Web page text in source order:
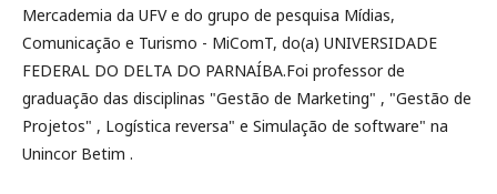
Mercademia da UFV e do grupo de pesquisa Mídias,
Comunicação e Turismo - MiComT, do(a) UNIVERSIDADE
FEDERAL DO DELTA DO PARNAÍBA.Foi professor de
graduação das disciplinas "Gestão de Marketing" , "Gestão de
Projetos" , Logística reversa" e Simulação de software" na
Unincor Betim .